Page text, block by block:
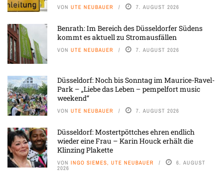
VON UTE NEUBAUER 7. AUGUST 2026
Benrath: Im Bereich des Düsseldorfer Südens
kommt es aktuell zu Stromausfällen
VON UTE NEUBAUER 7. AUGUST 2026
Düsseldorf: Noch bis Sonntag im Maurice-Ravel-
Park – „Liebe das Leben – pempelfort music
weekend“
VON UTE NEUBAUER 7. AUGUST 2026
Düsseldorf: Mostertpöttches ehren endlich
wieder eine Frau – Karin Houck erhält die
Klinzing Plakette
VON INGO SIEMES, UTE NEUBAUER 6. AUGUST
2026